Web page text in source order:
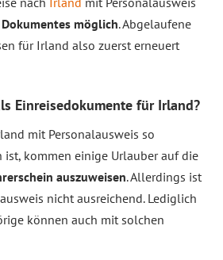
möglich. Abgelaufene
für Irland also zuerst erneuert
Einreisedokumente für Irland?
mit Personalausweis so
kommen einige Urlauber auf die
auszuweisen. Allerdings ist
nicht ausreichend. Lediglich
können auch mit solchen